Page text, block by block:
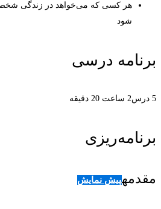
هر کسی که می‌خواهد در زندگی
شود
برنامه درسی
5 درس 2 ساعت 20 دقیقه
برنامه‌ریزی
مقدمهپیش نمایش